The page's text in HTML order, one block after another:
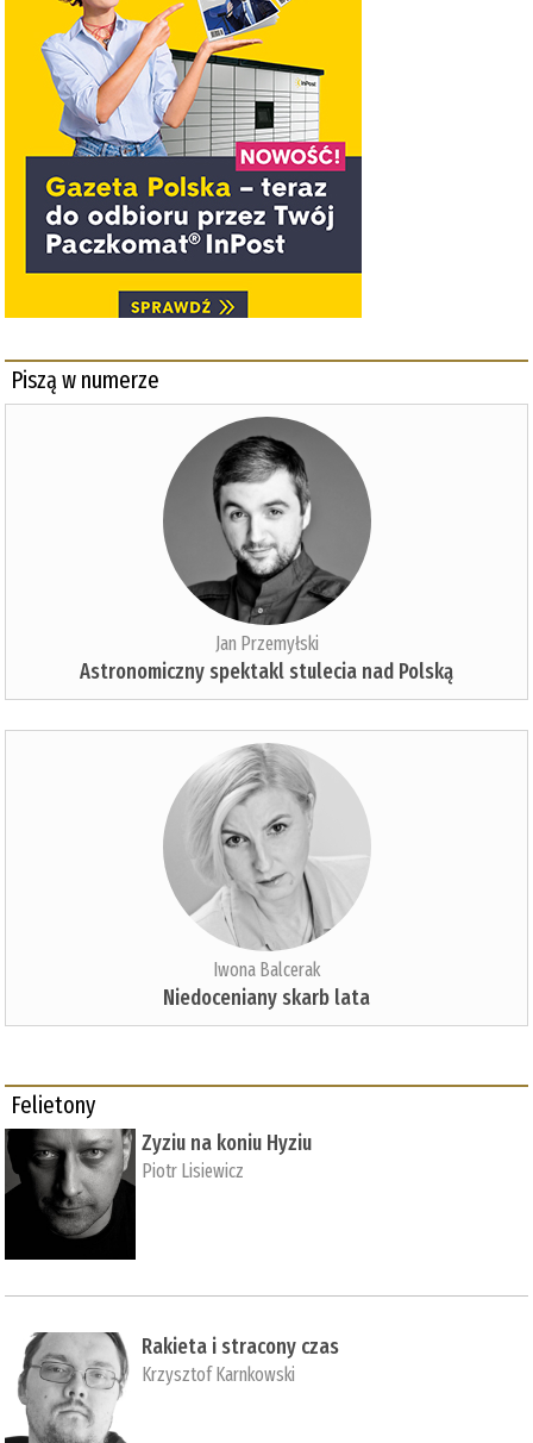
Piszą w numerze
Jan Przemyłski
Astronomiczny spektakl stulecia nad Polską
Iwona Balcerak
Niedoceniany skarb lata
Felietony
Zyziu na koniu Hyziu
Piotr Lisiewicz
Rakieta i stracony czas
Krzysztof Karnkowski